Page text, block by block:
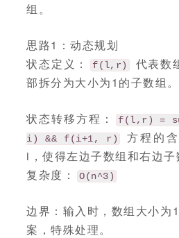
组。
思路1：动态规划
状态定义：
f(l,r) 代表数
部拆分为大小为1的子数组。
状态转移方程：
f(l,r) =
i) && f(i+1, r)
方程的
i，使得左边子数组和右边子
复杂度：
O(n^3)
边界：输入时，数组大小为
案，特殊处理。